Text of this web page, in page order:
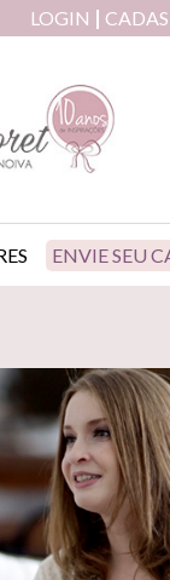
LOGIN
ENVIE SEU